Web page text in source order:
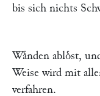
bis sich nichts
Waͤnden abloͤst,
Weise wird mit
verfahren.